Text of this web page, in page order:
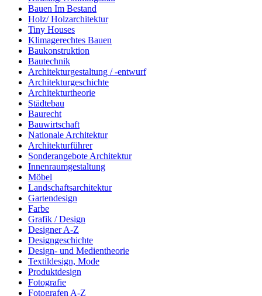
Bauen Im Bestand
Holz/ Holzarchitektur
Tiny Houses
Klimagerechtes Bauen
Baukonstruktion
Bautechnik
Architekturgestaltung / -entwurf
Architekturgeschichte
Architekturtheorie
Städtebau
Baurecht
Bauwirtschaft
Nationale Architektur
Architekturführer
Sonderangebote Architektur
Innenraumgestaltung
Möbel
Landschaftsarchitektur
Gartendesign
Farbe
Grafik / Design
Designer A-Z
Designgeschichte
Design- und Medientheorie
Textildesign, Mode
Produktdesign
Fotografie
Fotografen A-Z